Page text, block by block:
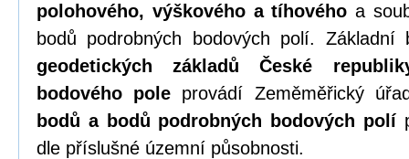
polohového, výškového a tíhového a
bodů podrobných bodových polí.
geodetických základů České
bodového pole provádí Zeměměřický
bodů a bodů podrobných bodových polí
dle příslušné územní působnosti.